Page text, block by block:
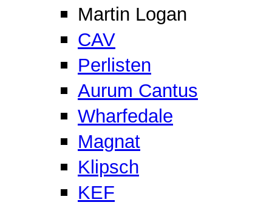
Martin Logan
CAV
Perlisten
Aurum Cantus
Wharfedale
Magnat
Klipsch
KEF